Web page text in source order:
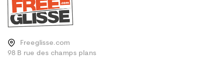
Freeglisse.com
98 B rue des champs plans